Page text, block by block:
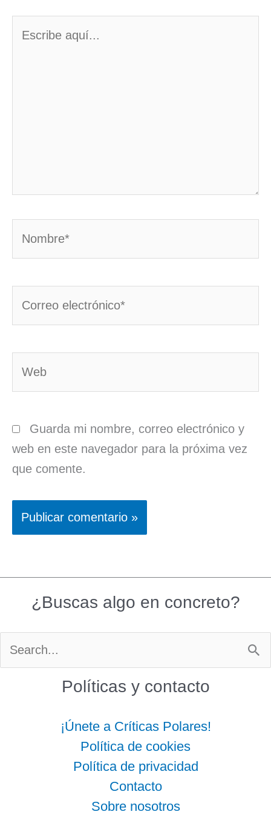
Guarda mi nombre, correo electrónico y
web en este navegador para la próxima vez
que comente.
¿Buscas algo en concreto?
Políticas y contacto
¡Únete a Críticas Polares!
Política de cookies
Política de privacidad
Contacto
Sobre nosotros